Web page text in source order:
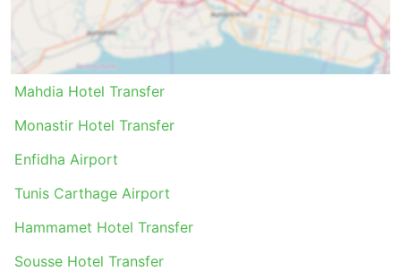
Mahdia Hotel Transfer
Monastir Hotel Transfer
Enfidha Airport
Tunis Carthage Airport
Hammamet Hotel Transfer
Sousse Hotel Transfer